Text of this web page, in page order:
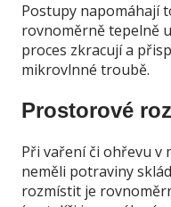
Postupy napomáhají
rovnoměrně tepelně
proces zkracují a
mikrovlnné troubě.
Prostorové
Při vaření či ohřevu v
neměli potraviny
rozmístit je